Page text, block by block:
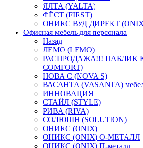
ЯЛТА (YALTA)
ФЁСТ (FIRST)
ОНИКС ВУД ДИРЕКТ (ONIX
Офисная мебель для персонала
Назад
ЛЕМО (LEMO)
РАСПРОДАЖА!!! ПАБЛИК
COMFORT)
НОВА С (NOVA S)
ВАСАНТА (VASANTA)
ИННОВАЦИЯ
СТАЙЛ (STYLE)
РИВА (RIVA)
СОЛЮШН (SOLUTION)
ОНИКС (ONIX)
ОНИКС (ONIX) O-МЕТАЛЛ
ОНИКС (ONIX) П-металл